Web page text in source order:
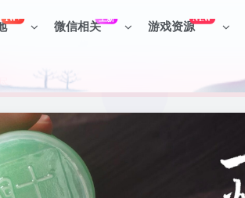
1W+
微信相关
上新
游戏资源
NEW
。
见识各种项目 + 提升网创认知。
。